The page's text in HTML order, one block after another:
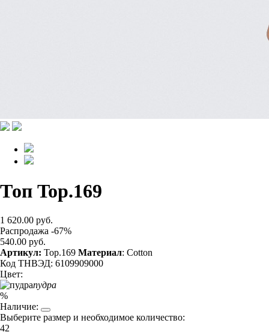
Топ Top.169
1 620.00 руб.
Распродажа -67%
540.00 руб.
Артикул: Top.169 Материал: Cotton
Код ТНВЭД: 6109909000
Цвет:
пудра
%
Наличие:
Выберите размер и необходимое количество:
42